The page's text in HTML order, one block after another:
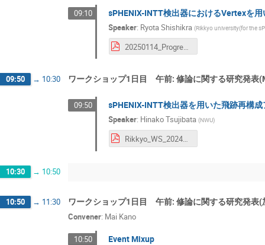
09:10 sPHENIX-INTT検出器におけるVertexを
Speaker: Ryota Shishikra (Rikkyo university(for the
20250114_ProgressReport.pdf
09:50 → 10:30 ワークショップ1日目 午前: 修論に関する研究発表
09:50 sPHENIX-INTT検出器を用いた飛跡再構
Speaker: Hinako Tsujibata (NWU)
Rikkyo_WS_20240114_tsujibata.pdf
10:30 → 10:50
10:50 → 11:30 ワークショップ1日目 午前: 修論に関する研究発表(
Convener: Mai Kano
10:50 Event Mixup